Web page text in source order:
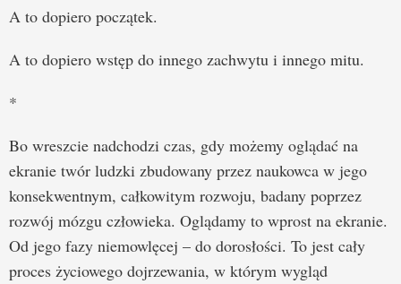
A to dopiero początek.
A to dopiero wstęp do innego zachwytu i innego mitu.
*
Bo wreszcie nadchodzi czas, gdy możemy oglądać na
ekranie twór ludzki zbudowany przez naukowca w jego
konsekwentnym, całkowitym rozwoju, badany poprzez
rozwój mózgu człowieka. Oglądamy to wprost na ekranie.
Od jego fazy niemowlęcej – do dorosłości. To jest cały
proces życiowego dojrzewania, w którym wygląd